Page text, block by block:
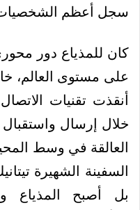
سجل أعظم الشخصيات
كان للمذياع دور
على مستوى العالم،
أنقذت تقنيات
خلال إرسال
العالقة في وسط
السفينة الشهيرة
بل أصبح المذياع